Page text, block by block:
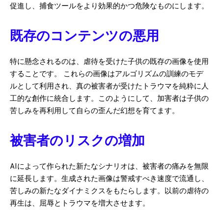
促進し、捕食ツールをより効果的かつ危険なものにします。
既存のコンテンツの悪用
特に懸念されるのは、虐待を受けた子供の既存の画像を使用
することです。 これらの画像はアルゴリズムの訓練のモデ
ルとして利用され、真の被害者が受けたトラウマを純粋に人
工的な創作に統合します。このようにして、加害者は子供の
苦しみを再利用して自らの歪んだ幻想を育てます。
被害者のリスクの増加
AIによって作られた新たなシナリオは、被害者の痛みを無限
に延長します。生成された画像は警戒すべき速度で流通し、
苦しみの新たなダイナミクスをもたらします。以前の虐待の
再生は、屈辱とトラウマを増大させます。